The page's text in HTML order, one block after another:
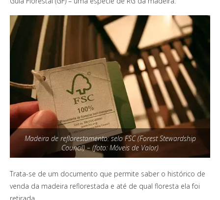
Madeira de reflorestamento: selo FSC (Forest Stewardship
Council) – (foto: Móveis de Valor)
Trata-se de um documento que permite saber o histórico de
venda da madeira reflorestada e até de qual floresta ela foi